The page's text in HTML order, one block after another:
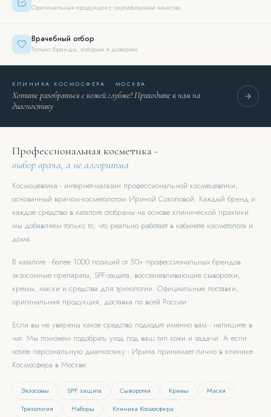
Оригинальная продукция с сертификатами качества
Врачебный отбор
Только бренды, которым я доверяю
КЛИНИКА КОСМОСФЕРА · МОСКВА
Хотите разобраться с кожей глубже? Приходите к нам на
диагностику
Профессиональная косметика -
выбор врача, а не алгоритма
Космоцевтика - интернет-магазин профессиональной космецевтики,
основанный врачом-косметологом Ириной Соколовой. Каждый бренд и
каждое средство в каталоге отобраны на основе клинической практики:
мы добавляем только то, что реально работает в кабинете косметолога и
дома.
В каталоге - более 1000 позиций от 50+ профессиональных брендов:
экзосомные препараты, SPF-защита, восстанавливающие сыворотки,
кремы, маски и средства для трихологии. Официальные поставки,
оригинальная продукция, доставка по всей России.
Если вы не уверены какое средство подходит именно вам - напишите в
чат. Мы поможем подобрать уход под ваш тип кожи и задачи. А если
хотите персональную диагностику - Ирина принимает лично в клинике
Космосфера в Москве.
Экзосомы SPF защита Сыворотки Кремы
Маски
Трихология
Наборы Клиника Космосфера